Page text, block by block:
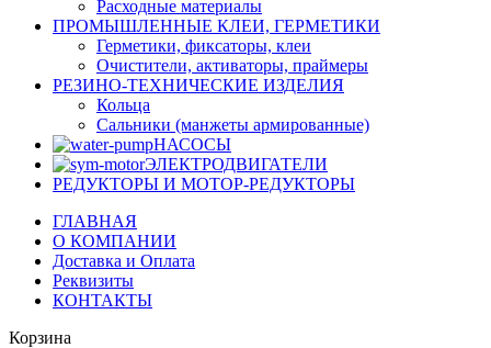
Расходные материалы
ПРОМЫШЛЕННЫЕ КЛЕИ, ГЕРМЕТИКИ
Герметики, фиксаторы, клеи
Очистители, активаторы, праймеры
РЕЗИНО-ТЕХНИЧЕСКИЕ ИЗДЕЛИЯ
Кольца
Сальники (манжеты армированные)
НАСОСЫ
ЭЛЕКТРОДВИГАТЕЛИ
РЕДУКТОРЫ И МОТОР-РЕДУКТОРЫ
ГЛАВНАЯ
О КОМПАНИИ
Доставка и Оплата
Реквизиты
КОНТАКТЫ
Корзина